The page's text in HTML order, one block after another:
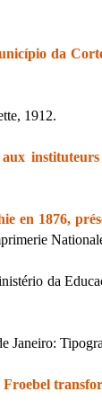
da
1912.
en 1876,
da
Janeiro: